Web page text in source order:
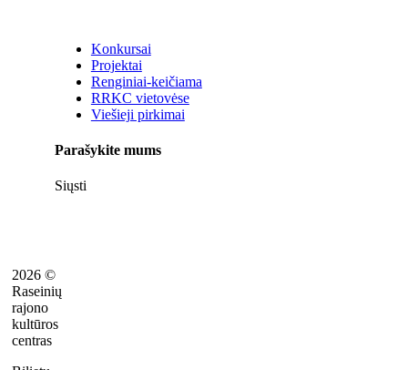
Konkursai
Projektai
Renginiai-keičiama
RRKC vietovėse
Viešieji pirkimai
Parašykite mums
Siųsti
2026 ©
Raseinių
rajono
kultūros
centras